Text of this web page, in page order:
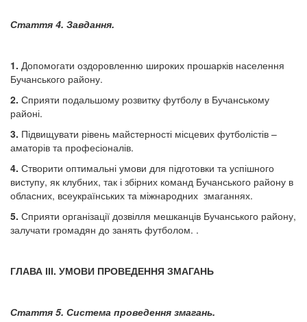
Стаття 4. Завдання.
1. Допомогати оздоровленню широких прошарків населення
Бучанського району.
2. Сприяти подальшому розвитку футболу в Бучанському
районі.
3. Підвищувати рівень майстерності місцевих футболістів –
аматорів та професіоналів.
4. Створити оптимальні умови для підготовки та успішного
виступу, як клубних, так і збірних команд Бучанського району в
обласних, всеукраїнських та міжнародних змаганнях.
5. Сприяти організації дозвілля мешканців Бучанського району,
залучати громадян до занять футболом. .
ГЛАВА ІІІ. УМОВИ ПРОВЕДЕННЯ ЗМАГАНЬ
Стаття 5. Система проведення змагань.